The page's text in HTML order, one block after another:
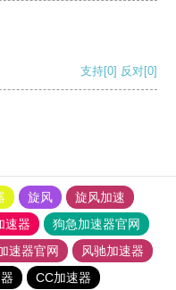
支持[0] 反对[0]
旋风
旋风加速
速器
狗急加速器官网
速器官网
风驰加速器
CC加速器